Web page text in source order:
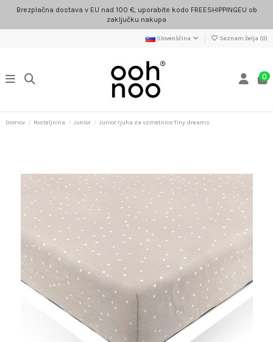
Brezplačna dostava v EU nad 100 €, uporabite kodo FREESHIPPINGEU ob
zaključku nakupa
Slovenščina Seznam želja (0)
0
Domov Posteljnina Junior Junior rjuha za vzmetnico Tiny dreams